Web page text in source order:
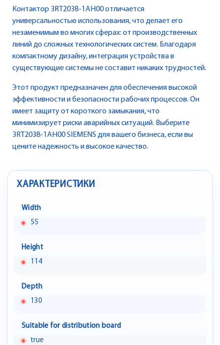
Контактор 3RT2038-1AH00 отличается
универсальностью использования, что делает его
незаменимым во многих сферах: от производственных
линий до сложных технологических систем. Благодаря
компактному дизайну, интеграция устройства в
существующие системы не составит никаких трудностей.
Этот продукт предназначен для обеспечения высокой
эффективности и безопасности рабочих процессов. Он
имеет защиту от короткого замыкания, что
минимизирует риски аварийных ситуаций. Выберите
3RT2038-1AH00 SIEMENS для вашего бизнеса, если вы
цените надежность и высокое качество.
ХАРАКТЕРИСТИКИ
Width
55
Height
114
Depth
130
Suitable for distribution board
true